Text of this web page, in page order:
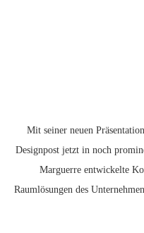
Mit seiner neuen
Designpost jetzt in noch
Marguerre entwickelte
Raumlösungen des